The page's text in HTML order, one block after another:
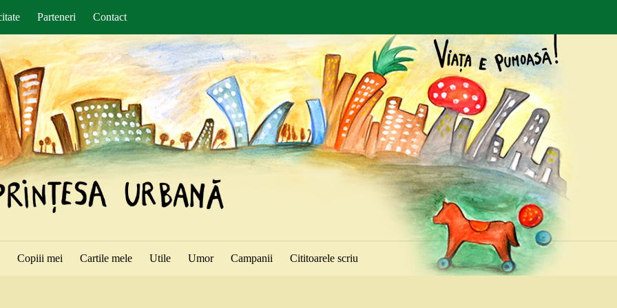
Parteneri Contact
Copiii mei Cartile mele Utile Umor Campanii Cititoarele scriu